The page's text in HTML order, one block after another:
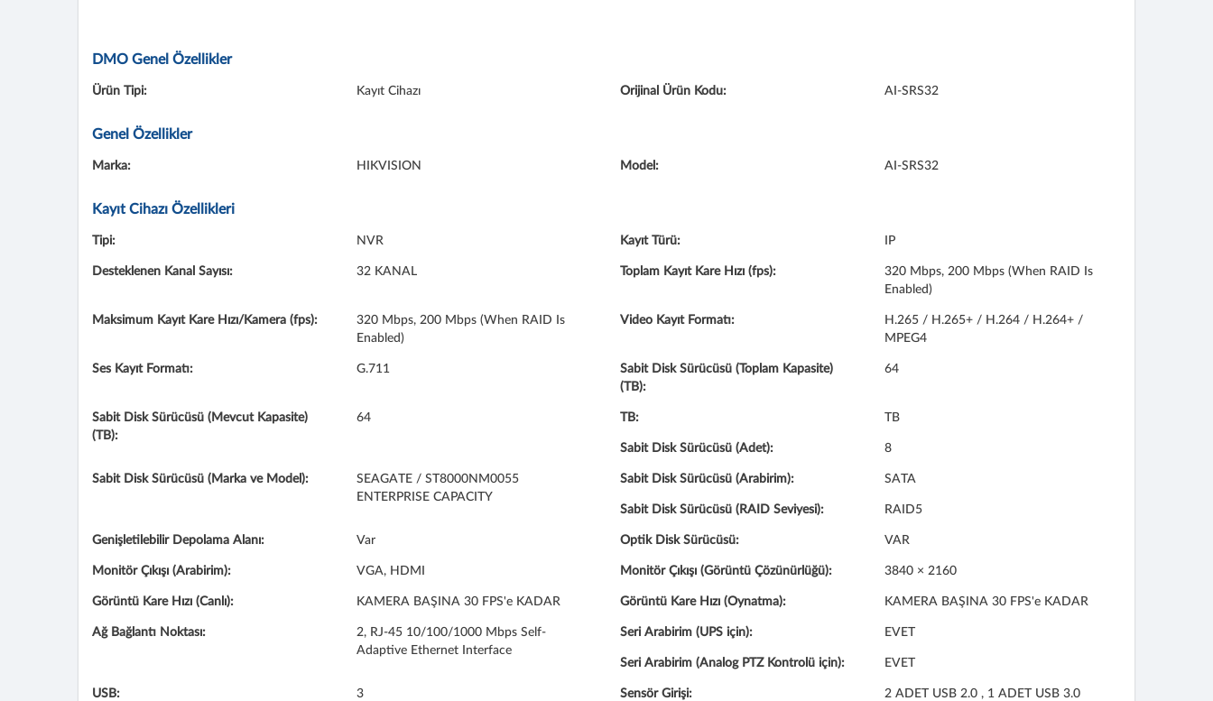
DMO Genel Özellikler
Ürün Tipi: Kayıt Cihazı Orijinal Ürün Kodu: AI-SRS32
Genel Özellikler
Marka: HIKVISION Model: AI-SRS32
Kayıt Cihazı Özellikleri
Tipi: NVR Kayıt Türü: IP
Desteklenen Kanal Sayısı: 32 KANAL Toplam Kayıt Kare Hızı (fps):
320 Mbps, 200 Mbps (when RAID Is
Enabled)
Maksimum Kayıt Kare Hızı/Kamera (fps):
320 Mbps, 200 Mbps (when RAID Is
Enabled)
Video Kayıt Formatı:
H.265 / H.265+ / H.264 / H.264+ /
MPEG4
Ses Kayıt Formatı: G.711
Sabit Disk Sürücüsü (Toplam Kapasite)
(TB):
64
Sabit Disk Sürücüsü (Mevcut Kapasite)
(TB):
64 TB: TB
Sabit Disk Sürücüsü (Adet): 8
Sabit Disk Sürücüsü (Marka ve Model):
SEAGATE / ST8000NM0055
ENTERPRISE CAPACITY
Sabit Disk Sürücüsü (Arabirim): SATA
Sabit Disk Sürücüsü (RAID Seviyesi): RAID5
Genişletilebilir Depolama Alanı: Var Optik Disk Sürücüsü: VAR
Monitör Çıkışı (Arabirim): VGA, HDMI Monitör Çıkışı (Görüntü Çözünürlüğü): 3840 × 2160
Görüntü Kare Hızı (Canlı): KAMERA BAŞINA 30 FPS'e KADAR Görüntü Kare Hızı (Oynatma): KAMERA BAŞINA 30 FPS'e KADAR
Ağ Bağlantı Noktası:
2, RJ-45 10/100/1000 Mbps Self-
Adaptive Ethernet Interface
Seri Arabirim (UPS için): EVET
Seri Arabirim (Analog PTZ Kontrolü için): EVET
USB: 3 Sensör Girişi: 2 ADET USB 2.0 , 1 ADET USB 3.0